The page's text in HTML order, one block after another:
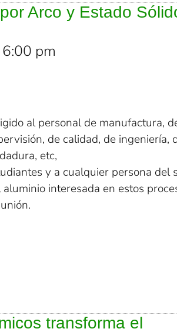
Arco y Estado
6:00 pm
al personal de manufactura,
de calidad, de ingeniería,
etc,
y a cualquier persona del
aluminio interesada en estos
transforma el